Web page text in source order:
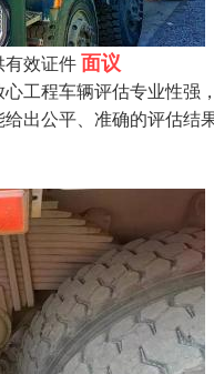
有效证件面议
工程车辆评估专业性
出公平、准确的评估